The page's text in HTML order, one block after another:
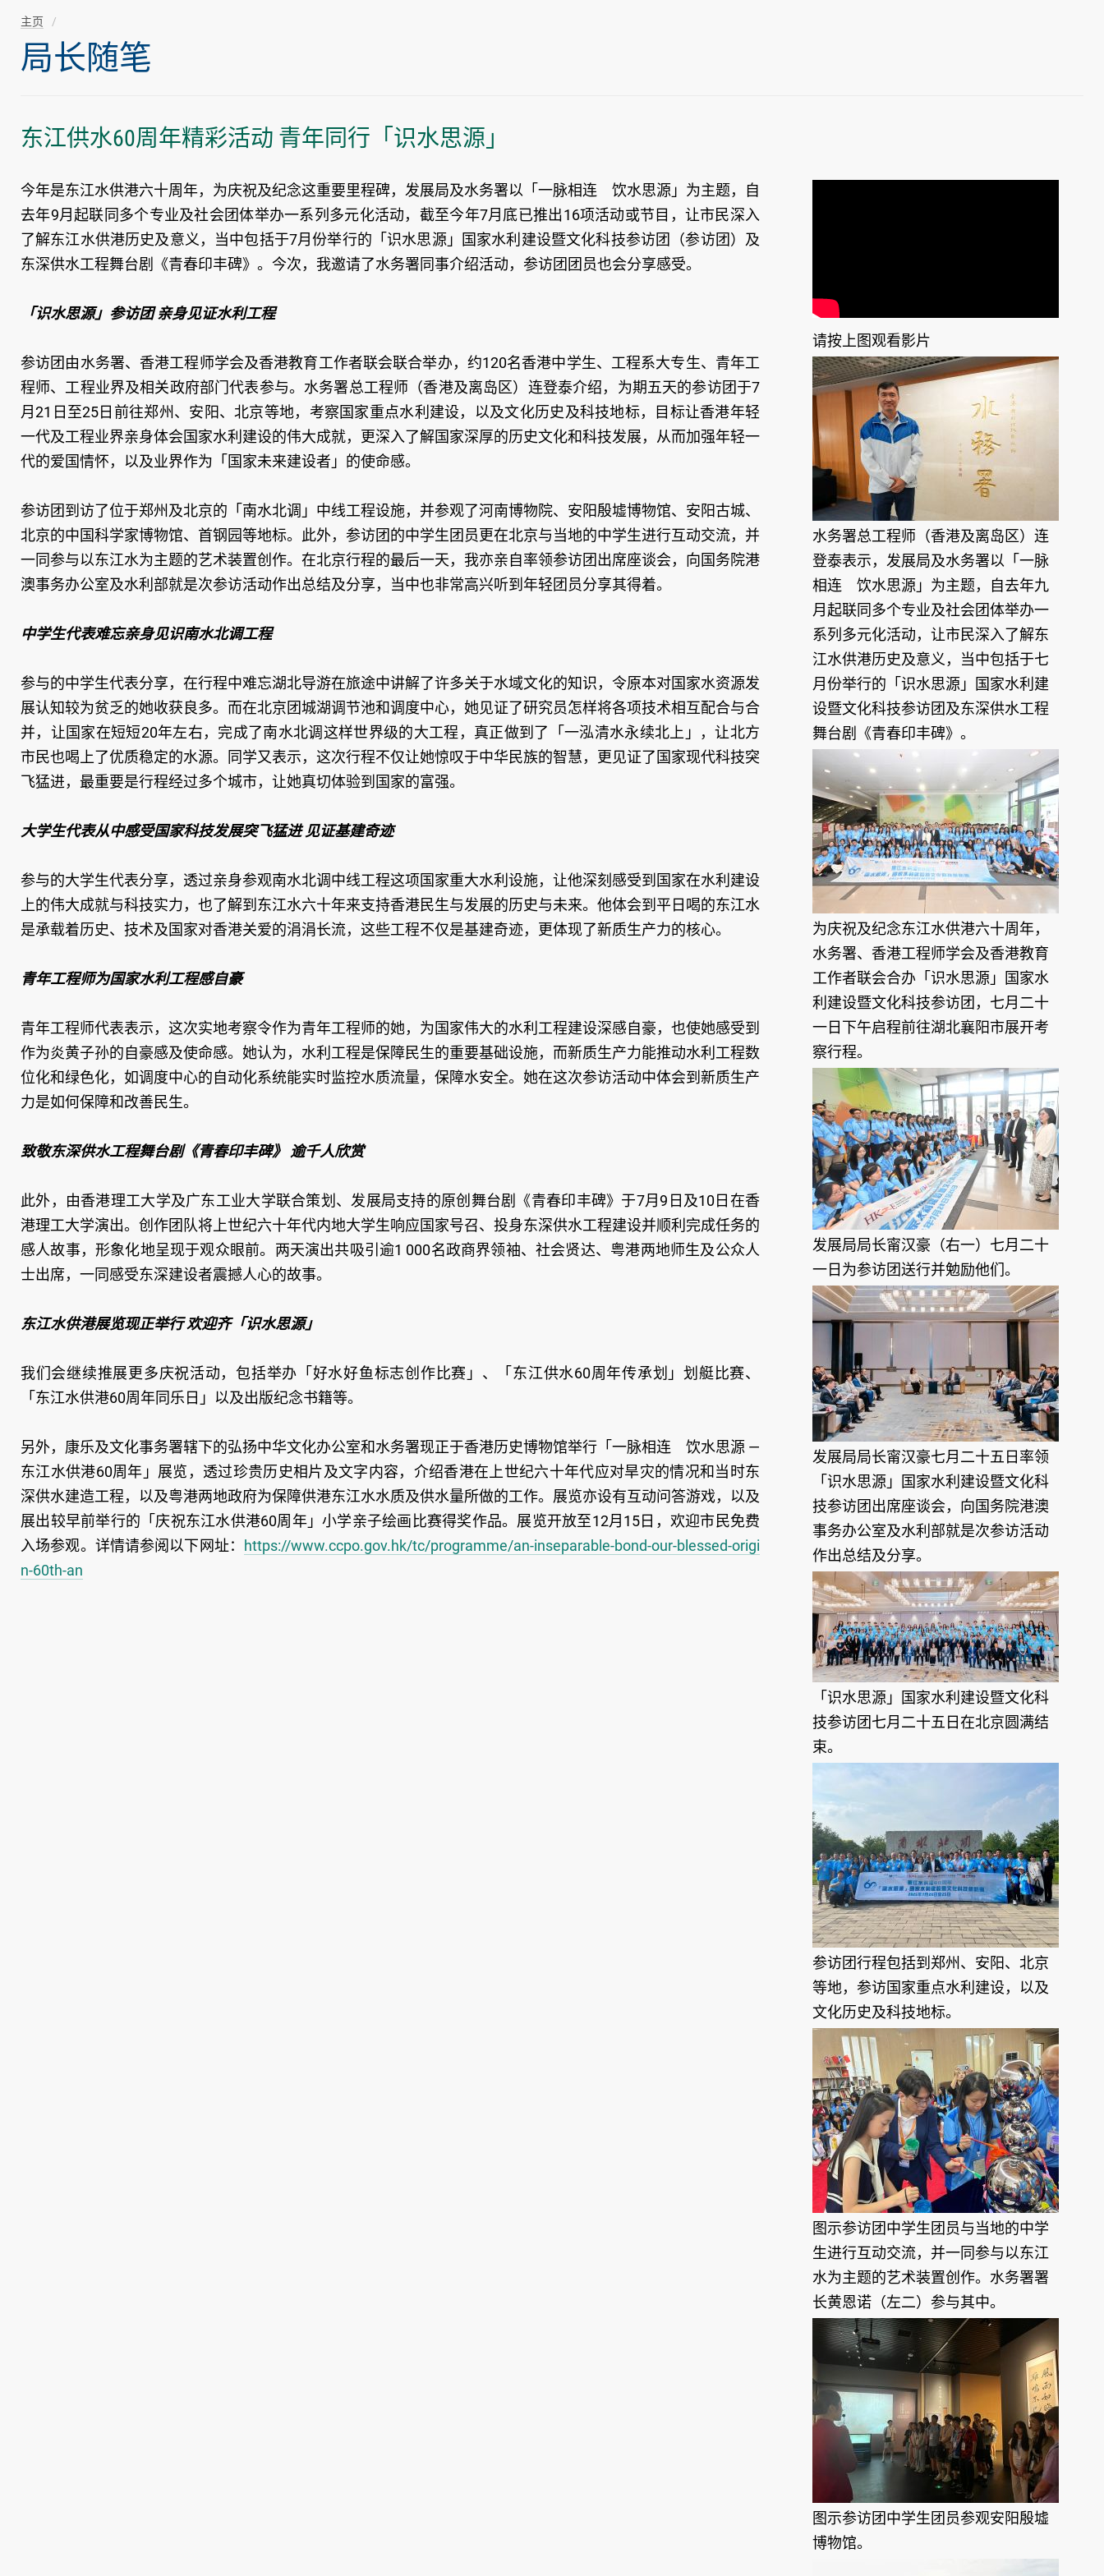
主页
局长随笔
东江供水60周年精彩活动 青年同行「识水思源」
今年是东江水供港六十周年，为庆祝及纪念这重要里程碑，发展局及水务署以「一脉相连 饮水思源」为主题，自
去年9月起联同多个专业及社会团体举办一系列多元化活动，截至今年7月底已推出16项活动或节目，让市民深入
了解东江水供港历史及意义，当中包括于7月份举行的「识水思源」国家水利建设暨文化科技参访团（参访团）及
东深供水工程舞台剧《青春印丰碑》。今次，我邀请了水务署同事介绍活动，参访团团员也会分享感受。
「识水思源」参访团 亲身见证水利工程
参访团由水务署、香港工程师学会及香港教育工作者联会联合举办，约120名香港中学生、工程系大专生、青年工
程师、工程业界及相关政府部门代表参与。水务署总工程师（香港及离岛区）连登泰介绍，为期五天的参访团于7
月21日至25日前往郑州、安阳、北京等地，考察国家重点水利建设，以及文化历史及科技地标，目标让香港年轻
一代及工程业界亲身体会国家水利建设的伟大成就，更深入了解国家深厚的历史文化和科技发展，从而加强年轻一
代的爱国情怀，以及业界作为「国家未来建设者」的使命感。
参访团到访了位于郑州及北京的「南水北调」中线工程设施，并参观了河南博物院、安阳殷墟博物馆、安阳古城、
北京的中国科学家博物馆、首钢园等地标。此外，参访团的中学生团员更在北京与当地的中学生进行互动交流，并
一同参与以东江水为主题的艺术装置创作。在北京行程的最后一天，我亦亲自率领参访团出席座谈会，向国务院港
澳事务办公室及水利部就是次参访活动作出总结及分享，当中也非常高兴听到年轻团员分享其得着。
中学生代表难忘亲身见识南水北调工程
参与的中学生代表分享，在行程中难忘湖北导游在旅途中讲解了许多关于水域文化的知识，令原本对国家水资源发
展认知较为贫乏的她收获良多。而在北京团城湖调节池和调度中心，她见证了研究员怎样将各项技术相互配合与合
并，让国家在短短20年左右，完成了南水北调这样世界级的大工程，真正做到了「一泓清水永续北上」，让北方
市民也喝上了优质稳定的水源。同学又表示，这次行程不仅让她惊叹于中华民族的智慧，更见证了国家现代科技突
飞猛进，最重要是行程经过多个城市，让她真切体验到国家的富强。
大学生代表从中感受国家科技发展突飞猛进 见证基建奇迹
参与的大学生代表分享，透过亲身参观南水北调中线工程这项国家重大水利设施，让他深刻感受到国家在水利建设
上的伟大成就与科技实力，也了解到东江水六十年来支持香港民生与发展的历史与未来。他体会到平日喝的东江水
是承载着历史、技术及国家对香港关爱的涓涓长流，这些工程不仅是基建奇迹，更体现了新质生产力的核心。
青年工程师为国家水利工程感自豪
青年工程师代表表示，这次实地考察令作为青年工程师的她，为国家伟大的水利工程建设深感自豪，也使她感受到
作为炎黄子孙的自豪感及使命感。她认为，水利工程是保障民生的重要基础设施，而新质生产力能推动水利工程数
位化和绿色化，如调度中心的自动化系统能实时监控水质流量，保障水安全。她在这次参访活动中体会到新质生产
力是如何保障和改善民生。
致敬东深供水工程舞台剧《青春印丰碑》 逾千人欣赏
此外，由香港理工大学及广东工业大学联合策划、发展局支持的原创舞台剧《青春印丰碑》于7月9日及10日在香
港理工大学演出。创作团队将上世纪六十年代内地大学生响应国家号召、投身东深供水工程建设并顺利完成任务的
感人故事，形象化地呈现于观众眼前。两天演出共吸引逾1 000名政商界领袖、社会贤达、粤港两地师生及公众人
士出席，一同感受东深建设者震撼人心的故事。
东江水供港展览现正举行 欢迎齐「识水思源」
我们会继续推展更多庆祝活动，包括举办「好水好鱼标志创作比赛」、「东江供水60周年传承划」划艇比赛、
「东江水供港60周年同乐日」以及出版纪念书籍等。
另外，康乐及文化事务署辖下的弘扬中华文化办公室和水务署现正于香港历史博物馆举行「一脉相连 饮水思源 —
东江水供港60周年」展览，透过珍贵历史相片及文字内容，介绍香港在上世纪六十年代应对旱灾的情况和当时东
深供水建造工程，以及粤港两地政府为保障供港东江水水质及供水量所做的工作。展览亦设有互动问答游戏，以及
展出较早前举行的「庆祝东江水供港60周年」小学亲子绘画比赛得奖作品。展览开放至12月15日，欢迎市民免费
入场参观。详情请参阅以下网址： https://www.ccpo.gov.hk/tc/programme/an-inseparable-bond-our-blessed-origi
n-60th-an
请按上图观看影片
水务署总工程师（香港及离岛区）连
登泰表示，发展局及水务署以「一脉
相连 饮水思源」为主题，自去年九
月起联同多个专业及社会团体举办一
系列多元化活动，让市民深入了解东
江水供港历史及意义，当中包括于七
月份举行的「识水思源」国家水利建
设暨文化科技参访团及东深供水工程
舞台剧《青春印丰碑》。
为庆祝及纪念东江水供港六十周年，
水务署、香港工程师学会及香港教育
工作者联会合办「识水思源」国家水
利建设暨文化科技参访团，七月二十
一日下午启程前往湖北襄阳市展开考
察行程。
发展局局长甯汉豪（右一）七月二十
一日为参访团送行并勉励他们。
发展局局长甯汉豪七月二十五日率领
「识水思源」国家水利建设暨文化科
技参访团出席座谈会，向国务院港澳
事务办公室及水利部就是次参访活动
作出总结及分享。
「识水思源」国家水利建设暨文化科
技参访团七月二十五日在北京圆满结
束。
参访团行程包括到郑州、安阳、北京
等地，参访国家重点水利建设，以及
文化历史及科技地标。
图示参访团中学生团员与当地的中学
生进行互动交流，并一同参与以东江
水为主题的艺术装置创作。水务署署
长黄恩诺（左二）参与其中。
图示参访团中学生团员参观安阳殷墟
博物馆。